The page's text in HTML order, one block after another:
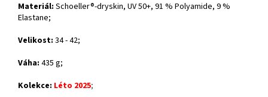
Materiál: Schoeller®-dryskin, UV 50+, 91 % Polyamide, 9 %
Elastane;
Velikost: 34 - 42;
Váha: 435 g;
Kolekce: Léto 2025;